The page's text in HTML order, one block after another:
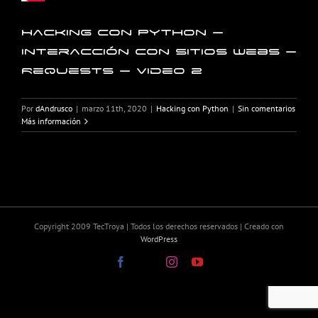
Hacking con Python –
Interacción con sitios webs –
Requests – Video 2
Por dAndrusco | marzo 11th, 2020 | Hacking con Python | Sin comentarios
Más información
Copyright 2009 TecTroya | Todos los derechos reservados | Creado con
WordPress
Facebook InstagramYouTube